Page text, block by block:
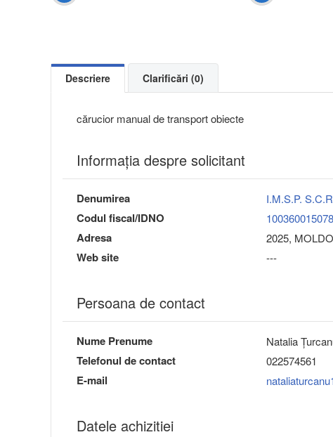
Descriere Clarificări (0)
cărucior manual de transport obiecte
Informaţia despre solicitant
Denumirea I.M.S.P.
Codul fiscal/IDNO
Adresa 2025,
Web site ---
Persoana de contact
Nume Prenume Natalia
Telefonul de contact 022574561
E-mail
Datele achizitiei